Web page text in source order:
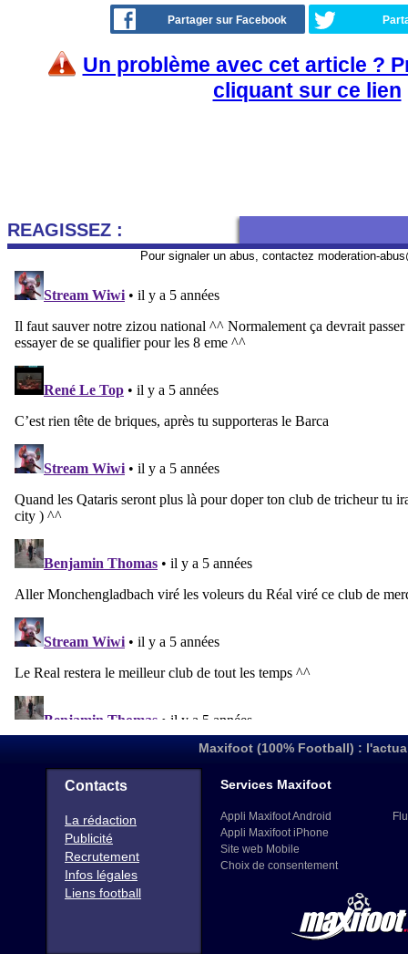
Partager sur Facebook
Un problème avec cet article ?
cliquant sur ce lien
REAGISSEZ :
Pour signaler un abus, contactez moderation-
Maxifoot (100% Football) :
Contacts
La rédaction
Publicité
Recrutement
Infos légales
Liens football
Services Maxifoot
Appli Maxifoot Android
Appli Maxifoot iPhone
Site web Mobile
Choix de consentement